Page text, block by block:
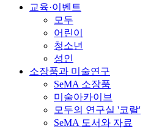
교육·이벤트
모두
어린이
청소년
성인
소장품과 미술연구
SeMA 소장품
미술아카이브
모두의 연구실 '코랄'
SeMA 도서와 자료